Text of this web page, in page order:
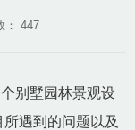
： 447
别墅园林景观设
遇到的问题以及